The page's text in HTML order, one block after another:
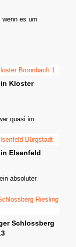
wenn es um
Kloster
quasi im…
Elsenfeld
absoluter
Schlossberg